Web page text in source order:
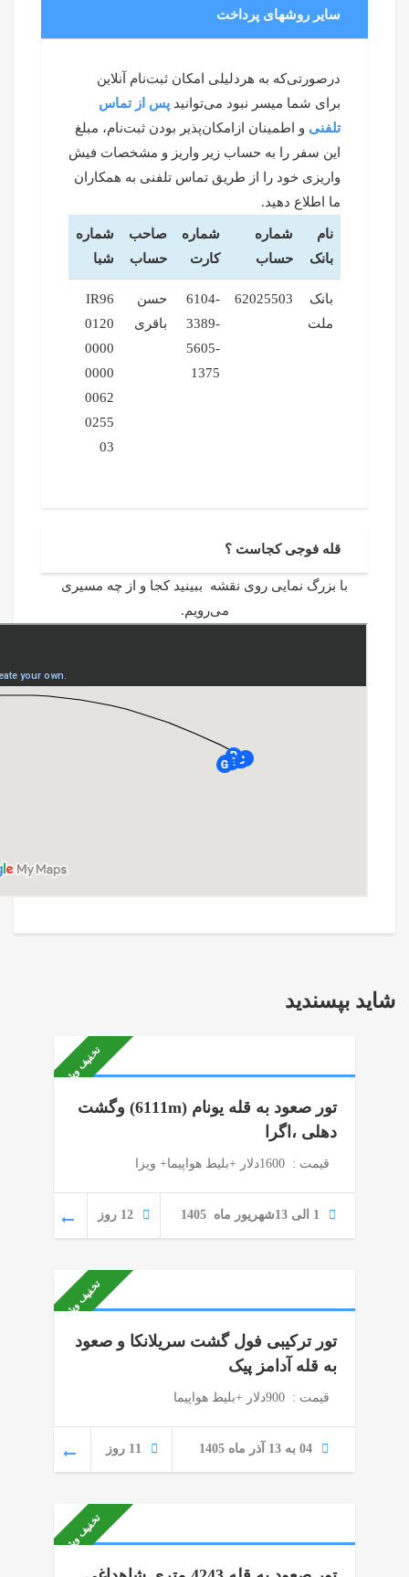
سایر روشهای پرداخت
درصورتی‌که به هردلیلی امکان ثبت‌نام آنلاین
برای شما میسر نبود می‌توانید پس از تماس
تلفنی و اطمینان ازامکان‌پذیر بودن ثبت‌نام، مبلغ
این سفر را به حساب زیر واریز و مشخصات فیش
واریزی خود را از طریق تماس تلفنی به همکاران
ما اطلاع دهید.
نام
بانک
شماره
حساب
شماره
کارت
صاحب
حساب
شماره
شبا
بانک
ملت
62025503
6104-
3389-
5605-
1375
حسن
باقری
IR96
0120
0000
0000
0062
0255
03
قله فوجی کجاست ؟
با بزرگ نمایی روی نقشه ببینید کجا و از چه مسیری
می‌رویم.
شاید بپسندید
تخفیف ویژه
تور صعود به قله یونام (6111m) وگشت
دهلی ،اگرا
قیمت : 1600دلار +بلیط هواپیما+ ویزا
1 الی 13شهریور ماه 1405 12 روز
تخفیف ویژه
تور ترکیبی فول گشت سریلانکا و صعود
به قله آدامز پیک
قیمت : 900دلار +بلیط هواپیما
04 به 13 آذر ماه 1405 11 روز
تخفیف ویژه